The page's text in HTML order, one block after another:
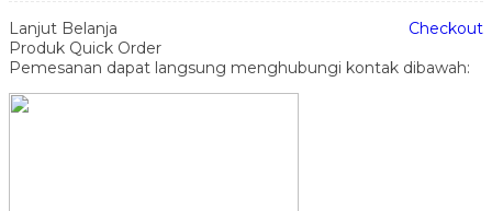
Lanjut Belanja
Checkout
Produk Quick Order
Pemesanan dapat langsung menghubungi kontak dibawah: